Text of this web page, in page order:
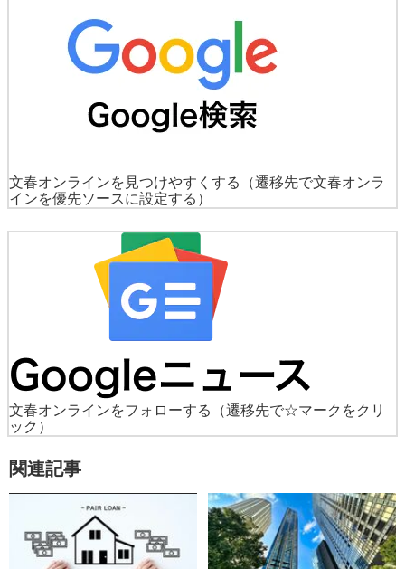
文春オンラインを見つけやすくする
（遷移先で文春オンラ
インを優先ソースに設定する）
文春オンラインをフォローする
（遷移先で☆マークをクリ
ック）
関連記事